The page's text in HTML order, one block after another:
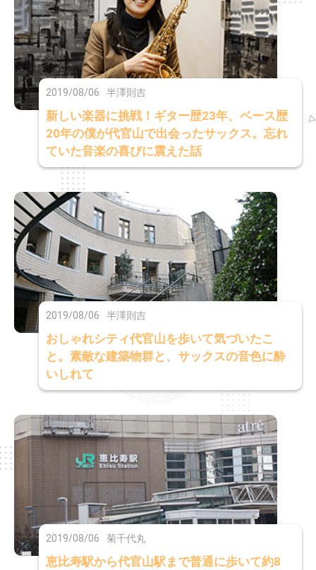
2019/08/06 半澤則吉
新しい楽器に挑戦！ギター歴23年、ベース歴
20年の僕が代官山で出会ったサックス。忘れ
ていた音楽の喜びに震えた話
2019/08/06 半澤則吉
おしゃれシティ代官山を歩いて気づいたこ
と。素敵な建築物群と、サックスの音色に酔
いしれて
2019/08/06 菊千代丸
恵比寿駅から代官山駅まで普通に歩いて約8